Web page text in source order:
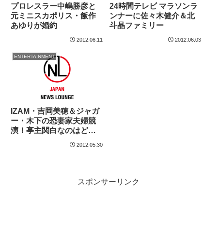
プロレスラー中嶋勝彦と
元ミニスカポリス・飯作
あゆりが婚約
2012.06.11
24時間テレビ マラソンラ
ンナーに佐々木健介＆北
斗晶ファミリー
2012.06.03
ENTERTAINMENT
IZAM・吉岡美穂＆ジャガ
ー・木下の恐妻家夫婦競
演！亭主関白なのはどっ
2012.05.30
スポンサーリンク